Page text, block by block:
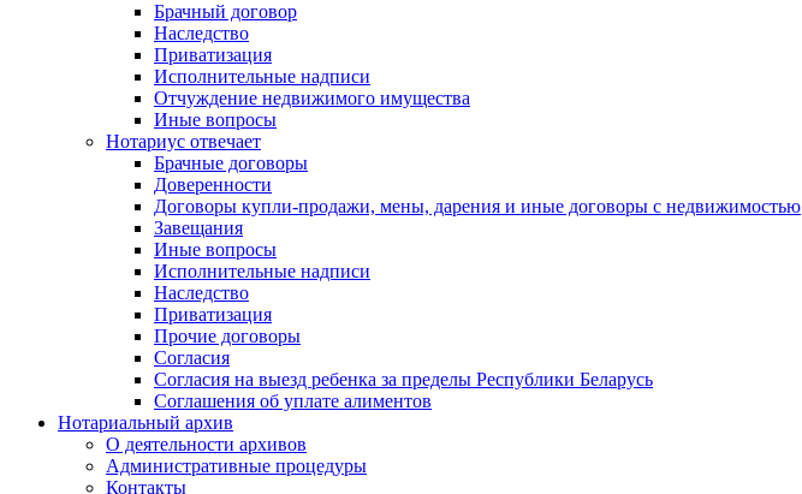
Брачный договор
Наследство
Приватизация
Исполнительные надписи
Отчуждение недвижимого имущества
Иные вопросы
Нотариус отвечает
Брачные договоры
Доверенности
Договоры купли-продажи, мены, дарения и иные договоры с недвижимостью
Завещания
Иные вопросы
Исполнительные надписи
Наследство
Приватизация
Прочие договоры
Согласия
Согласия на выезд ребенка за пределы Республики Беларусь
Соглашения об уплате алиментов
Нотариальный архив
О деятельности архивов
Административные процедуры
Контакты